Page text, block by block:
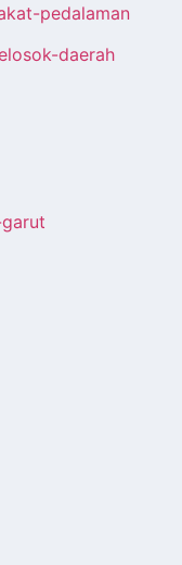
pedalaman
daerah